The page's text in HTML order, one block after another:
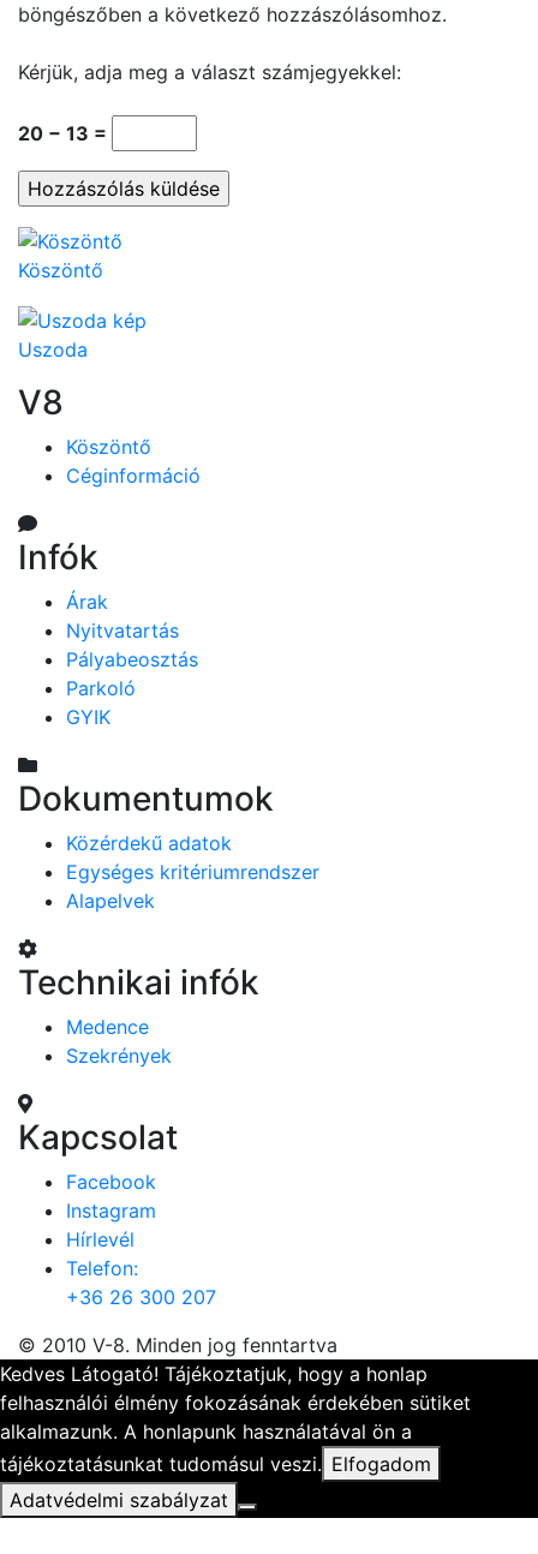
böngészőben a következő hozzászólásomhoz.
Kérjük, adja meg a választ számjegyekkel:
20 − 13 =
Köszöntő
Uszoda
V8
Köszöntő
Céginformáció
Infók
Árak
Nyitvatartás
Pályabeosztás
Parkoló
GYIK
Dokumentumok
Közérdekű adatok
Egységes kritériumrendszer
Alapelvek
Technikai infók
Medence
Szekrények
Kapcsolat
Facebook
Instagram
Hírlevél
Telefon:
+36 26 300 207
© 2010 V-8. Minden jog fenntartva
Kedves Látogató! Tájékoztatjuk, hogy a honlap
felhasználói élmény fokozásának érdekében sütiket
alkalmazunk. A honlapunk használatával ön a
tájékoztatásunkat tudomásul veszi. Elfogadom
Adatvédelmi szabályzat